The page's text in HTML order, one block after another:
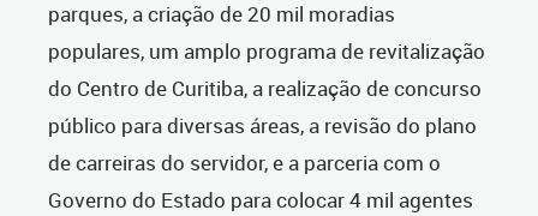
parques, a criação de 20 mil moradias
populares, um amplo programa de revitalização
do Centro de Curitiba, a realização de concurso
público para diversas áreas, a revisão do plano
de carreiras do servidor, e a parceria com o
Governo do Estado para colocar 4 mil agentes